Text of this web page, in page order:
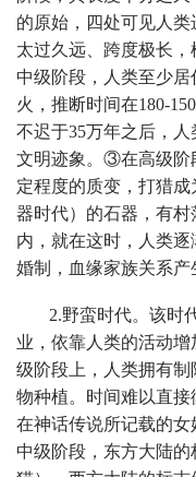
的原始，四处可见人
太过久远、跨度极长
中级阶段，人类至少
火，推断时间在180-
不迟于35万年之后，
文明迹象。③在高级阶
定程度的质变，打猎
器时代）的石器，有
内，就在这时，人类
婚制，血缘家族关系产
2.野蛮时代。该
业，依靠人类的活动
级阶段上，人类拥有
物种植。时间难以直
在神话传说所记载的
中级阶段，东方大陆